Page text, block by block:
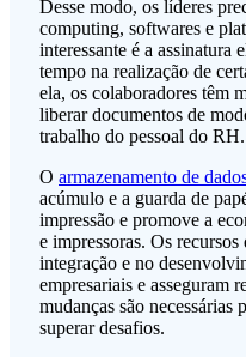
Desse modo, os líderes
computing, softwares e
interessante é a assinatura
tempo na realização de
ela, os colaboradores têm
liberar documentos de
trabalho do pessoal do RH.
O armazenamento de
acúmulo e a guarda de
impressão e promove a
e impressoras. Os
integração e no
empresariais e asseguram
mudanças são necessárias
superar desafios.